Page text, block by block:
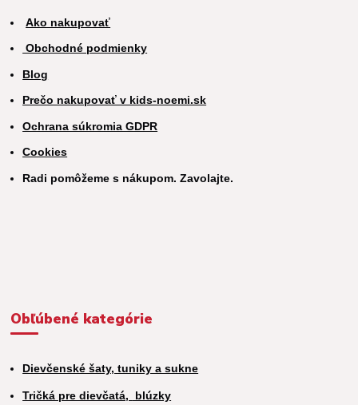
Ako nakupovať
Obchodné podmienky
Blog
Prečo nakupovať v kids-noemi.sk
Ochrana súkromia GDPR
Cookies
Radi pomôžeme s nákupom. Zavolajte.
Obľúbené kategórie
Dievčenské šaty, tuniky a sukne
Tričká pre dievčatá, blúzky